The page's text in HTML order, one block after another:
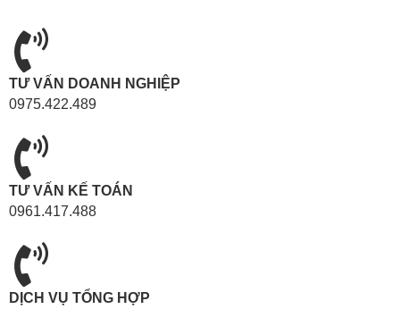
TƯ VẤN DOANH NGHIỆP
0975.422.489
TƯ VẤN KẾ TOÁN
0961.417.488
DỊCH VỤ TỔNG HỢP